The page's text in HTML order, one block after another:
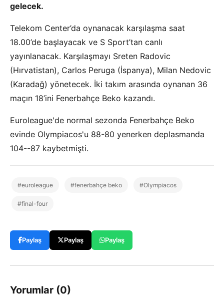
gelecek.
Telekom Center’da oynanacak karşılaşma saat
18.00’de başlayacak ve S Sport’tan canlı
yayınlanacak. Karşılaşmayı Sreten Radovic
(Hırvatistan), Carlos Peruga (İspanya), Milan Nedovic
(Karadağ) yönetecek. İki takım arasında oynanan 36
maçın 18’ini Fenerbahçe Beko kazandı.
Euroleague'de normal sezonda Fenerbahçe Beko
evinde Olympiacos'u 88-80 yenerken deplasmanda
104--87 kaybetmişti.
#euroleague #fenerbahçe beko #Olympiacos
#final-four
Paylaş Paylaş Paylaş
Yorumlar (0)